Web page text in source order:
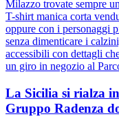
Milazzo trovate sempre
T-shirt manica corta
oppure con i personaggi
senza dimenticare i
accessibili con dettagli
un giro in negozio al
La Sicilia si rialza
Gruppo Radenza